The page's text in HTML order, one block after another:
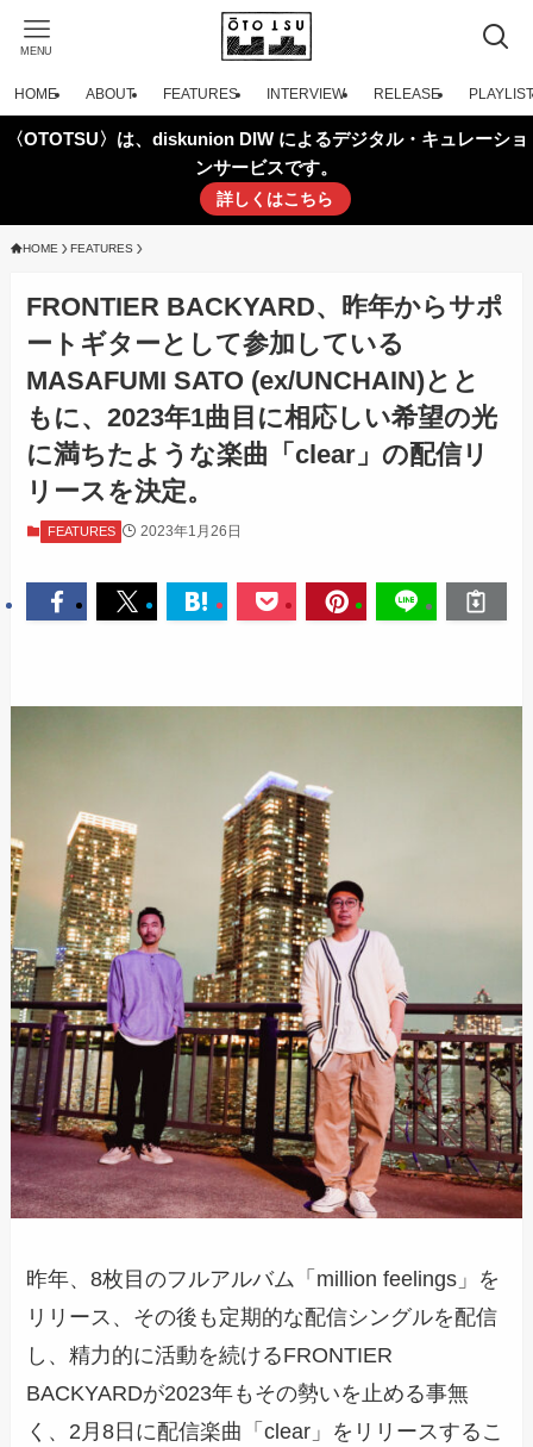
MENU
HOME ABOUT FEATURES INTERVIEW RELEASE PLAYLIST
〈OTOTSU〉は、diskunion DIW によるデジタル・キュレーショ
ンサービスです。
詳しくはこちら
HOME FEATURES
FRONTIER BACKYARD、昨年からサポ
ートギターとして参加している
MASAFUMI SATO (ex/UNCHAIN)とと
もに、2023年1曲目に相応しい希望の光
に満ちたような楽曲「clear」の配信リ
リースを決定。
FEATURES 2023年1月26日
昨年、8枚目のフルアルバム「million feelings」を
リリース、その後も定期的な配信シングルを配信
し、精力的に活動を続けるFRONTIER
BACKYARDが2023年もその勢いを止める事無
く、2月8日に配信楽曲「clear」をリリースするこ